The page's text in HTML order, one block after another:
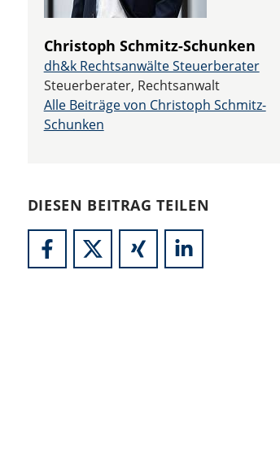
Christoph Schmitz-Schunken
dh&k Rechtsanwälte Steuerberater
Steuerberater, Rechtsanwalt
Alle Beiträge von Christoph Schmitz-
Schunken
DIESEN BEITRAG TEILEN